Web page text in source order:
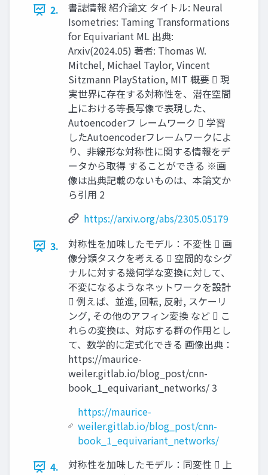
2.
書誌情報 紹介論文 タイトル: Neural
Isometries: Taming Transformations
for Equivariant ML 出典:
Arxiv(2024.05) 著者: Thomas W.
Mitchel, Michael Taylor, Vincent
Sitzmann PlayStation, MIT 概要  現
実世界に存在する対称性を、潜在空間
上における等長写像で表現した、
Autoencoderフ レームワーク  学習
したAutoencoderフレームワークによ
り、非線形な対称性に関する情報をデ
ータから取得 することができる ※画
像は出典記載のないものは、本論文か
ら引用 2
https://arxiv.org/abs/2305.05179
3.
対称性を加味したモデル：不変性  画
像分類タスクを考える  空間的なシグ
ナルに対する幾何学な変換に対して、
不変になるようなネットワークを設計
 例えば、並進, 回転, 反射, スケーリ
ング, その他のアフィン変換 など  こ
れらの変換は、対応する群の作用とし
て、数学的に定式化できる 画像出典：
https://maurice-
weiler.gitlab.io/blog_post/cnn-
book_1_equivariant_networks/ 3
https://maurice-
weiler.gitlab.io/blog_post/cnn-
book_1_equivariant_networks/
4.
対称性を加味したモデル：同変性  上